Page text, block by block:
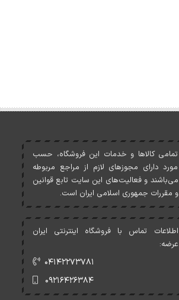
تمامی کالاها و خدمات اين فروشگاه، حسب
مورد دارای مجوزهای لازم از مراجع مربوطه
می‌باشند و فعاليت‌های اين سايت تابع قوانين
و مقررات جمهوری اسلامی ايران است.
اطلاعات تماس با فروشگاه اینترنتی ایران
عرضه:
۰۴۱۴۲۲۷۳۷۸۱
۰۹۲۱۶۴۲۶۳۸۴